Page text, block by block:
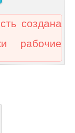
создана
рабочие